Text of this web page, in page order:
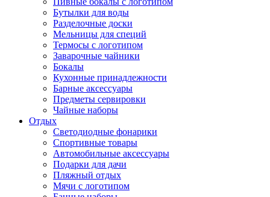
Бутылки для воды
Разделочные доски
Мельницы для специй
Термосы с логотипом
Заварочные чайники
Бокалы
Кухонные принадлежности
Барные аксессуары
Предметы сервировки
Чайные наборы
Отдых
Светодиодные фонарики
Спортивные товары
Автомобильные аксессуары
Подарки для дачи
Пляжный отдых
Мячи с логотипом